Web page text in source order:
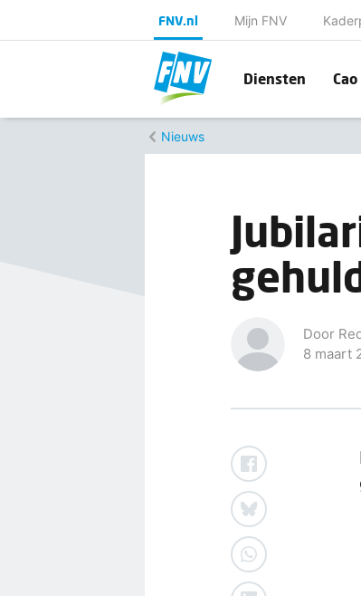
FNV.nl Mijn FNV
Diensten
Nieuws
Door
8 maart